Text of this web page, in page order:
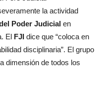
la actividad
Poder Judicial en
El FJI dice que “coloca en
disciplinaria”. El grupo
dimensión de todos los